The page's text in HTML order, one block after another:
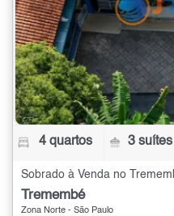
4 quartos 3 suítes
Sobrado à Venda no
Tremembé
Zona Norte - São Paulo